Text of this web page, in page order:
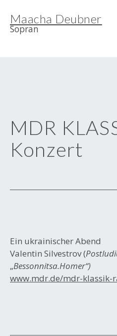
Inhalt
springen
Maacha Deubner
Sopran
MDR
Konzert
Ein ukrainischer Abend
Valentin Silvestrov (
„Bessonnitsa.Homer“)
www.mdr.de/mdr-klassik-